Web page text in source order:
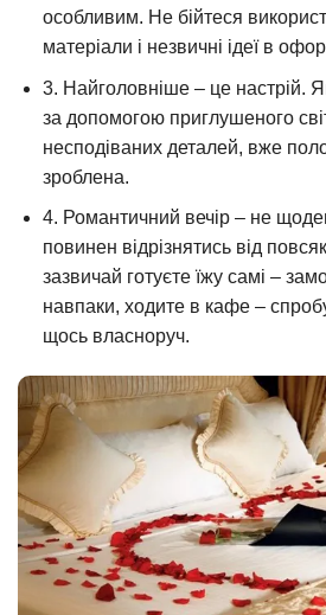
особливим. Не бійтеся
матеріали і незвичні ідеї в
3. Найголовніше – це настрій.
за допомогою приглушеного
несподіваних деталей, вже
зроблена.
4. Романтичний вечір – не
повинен відрізнятись від
зазвичай готуєте їжу самі –
навпаки, ходите в кафе –
щось власноруч.